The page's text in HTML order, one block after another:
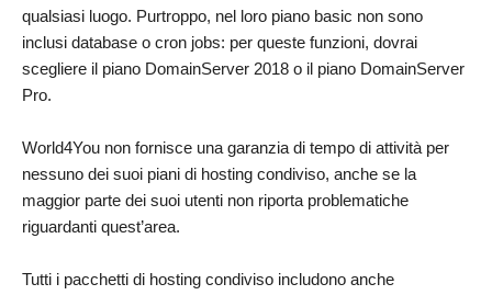
qualsiasi luogo. Purtroppo, nel loro piano basic non sono
inclusi database o cron jobs: per queste funzioni, dovrai
scegliere il piano DomainServer 2018 o il piano DomainServer
Pro.
World4You non fornisce una garanzia di tempo di attività per
nessuno dei suoi piani di hosting condiviso, anche se la
maggior parte dei suoi utenti non riporta problematiche
riguardanti quest’area.
Tutti i pacchetti di hosting condiviso includono anche